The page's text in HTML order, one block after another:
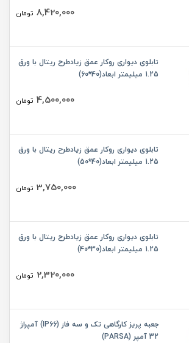
8,420,000 تومان
تابلوی دیواری روکار عمق زیادطرح ریتال با ورق
1.25 میلیمتر ابعاد(40*60)
4,500,000 تومان
تابلوی دیواری روکار عمق زیادطرح ریتال با ورق
1.25 میلیمتر ابعاد(40*50)
3,750,000 تومان
تابلوی دیواری روکار عمق زیادطرح ریتال با ورق
1.25 میلیمتر ابعاد(30*40)
2,320,000 تومان
جعبه پریز کارگاهی تک و سه فاز (IP66) آمپراژ
32 آمپر (PARSA)